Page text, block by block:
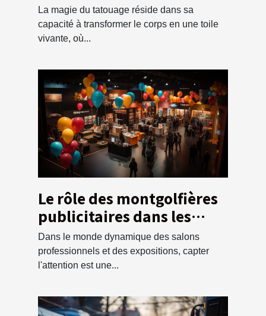
tatouage en tant que
débutant
La magie du tatouage réside dans sa
capacité à transformer le corps en une toile
vivante, où...
Le rôle des montgolfières
publicitaires dans les
salons professionnels et
les expositions
Dans le monde dynamique des salons
professionnels et des expositions, capter
l'attention est une...